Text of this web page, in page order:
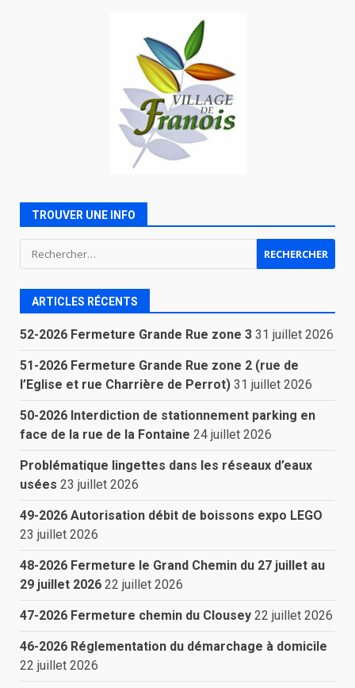
TROUVER UNE INFO
Rechercher :
ARTICLES RÉCENTS
52-2026 Fermeture Grande Rue zone 3 31 juillet 2026
51-2026 Fermeture Grande Rue zone 2 (rue de
l’Eglise et rue Charrière de Perrot) 31 juillet 2026
50-2026 Interdiction de stationnement parking en
face de la rue de la Fontaine 24 juillet 2026
Problématique lingettes dans les réseaux d’eaux
usées 23 juillet 2026
49-2026 Autorisation débit de boissons expo LEGO
23 juillet 2026
48-2026 Fermeture le Grand Chemin du 27 juillet au
29 juillet 2026 22 juillet 2026
47-2026 Fermeture chemin du Clousey 22 juillet 2026
46-2026 Réglementation du démarchage à domicile
22 juillet 2026